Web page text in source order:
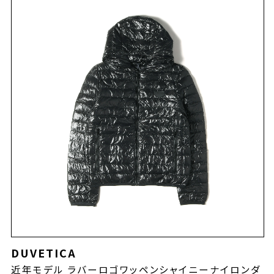
DUVETICA
近年モデル ラバーロゴワッペンシャイニーナイロンダ